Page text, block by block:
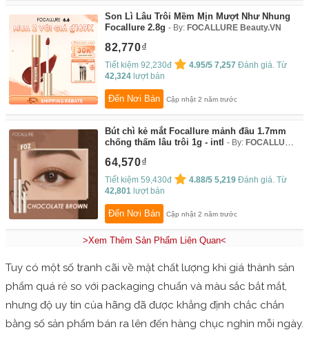
Son Lì Lâu Trôi Mềm Mịn Mượt Như Nhung
Focallure 2.8g
By:FOCALLURE Beauty.VN
82,770
Tiết kiệm 92,230đ 4.95/5 7,257 Đánh giá. Từ
42,324 lượt bán
Đến Nơi Bán Cập nhật 2 năm trước
Bút chì kẻ mắt Focallure mảnh đầu 1.7mm
chống thấm lâu trôi 1g - intl
By:FOCALLURE
64,570
Tiết kiệm 59,430đ 4.88/5 5,219 Đánh giá. Từ
42,801 lượt bán
Đến Nơi Bán Cập nhật 2 năm trước
>Xem Thêm Sản Phẩm Liên Quan<
Tuy có một số tranh cãi về mặt chất lượng khi giá thành sản
phẩm quá rẻ so với packaging chuẩn và màu sắc bắt mắt,
nhưng độ uy tín của hãng đã được khẳng định chắc chắn
bằng số sản phẩm bán ra lên đến hàng chục nghìn mỗi ngày.